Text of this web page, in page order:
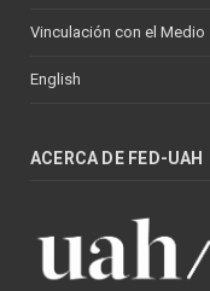
Vinculación con el Medio
English
ACERCA DE FED-UAH